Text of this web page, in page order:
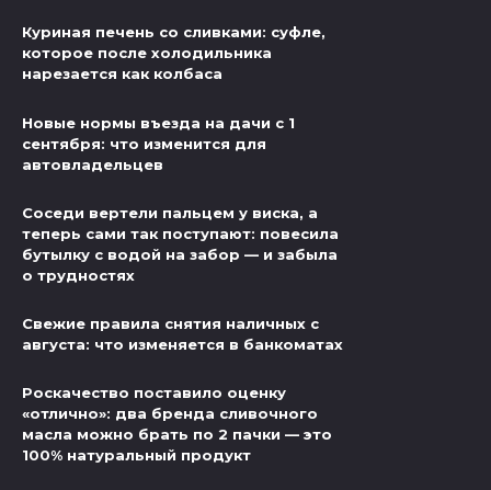
Куриная печень со сливками: суфле,
которое после холодильника
нарезается как колбаса
Новые нормы въезда на дачи с 1
сентября: что изменится для
автовладельцев
Соседи вертели пальцем у виска, а
теперь сами так поступают: повесила
бутылку с водой на забор — и забыла
о трудностях
Свежие правила снятия наличных с
августа: что изменяется в банкоматах
Роскачество поставило оценку
«отлично»: два бренда сливочного
масла можно брать по 2 пачки — это
100% натуральный продукт